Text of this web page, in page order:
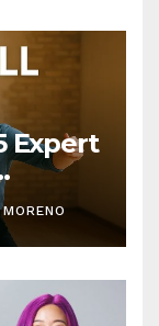
Expert